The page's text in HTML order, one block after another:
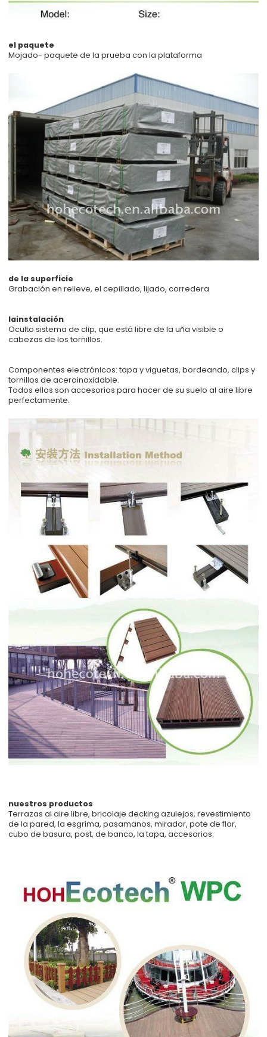
el paquete
Mojado- paquete de la prueba con la plataforma
de la superficie
Grabación en relieve, el cepillado, lijado, corredera
lainstalación
Oculto sistema de clip, que está libre de la uña visible o
cabezas de los tornillos.
Componentes electrónicos: tapa y viguetas, bordeando, clips y
tornillos de aceroinoxidable.
Todos ellos son accesorios para hacer de su suelo al aire libre
perfectamente.
nuestros productos
Terrazas al aire libre, bricolaje decking azulejos, revestimiento
de la pared, la esgrima, pasamanos, mirador, pote de flor,
cubo de basura, post, de banco, la tapa, accesorios.